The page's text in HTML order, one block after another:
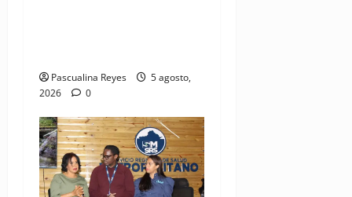
Pascualina Reyes
5 agosto,
2026
0